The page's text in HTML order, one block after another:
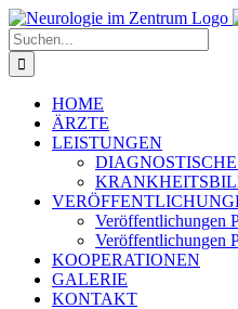
Zum
Inhalt
springen
Suche
nach:
HOME
ÄRZTE
LEISTUNGEN
Veröffentlichungen
Veröffentlichungen
KOOPERATIONEN
GALERIE
KONTAKT